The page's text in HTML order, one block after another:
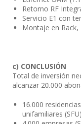
Retorno RF
Servicio E1 con
Montaje en
c) CONCLUSIÓN
Total de inversión
alcanzar 20.000
16.000
unifamiliares